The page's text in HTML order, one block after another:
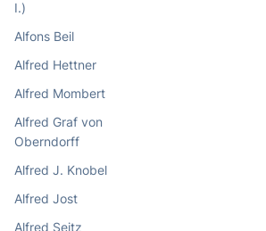
I.)
Alfons Beil
Alfred Hettner
Alfred Mombert
Alfred Graf von
Oberndorff
Alfred J. Knobel
Alfred Jost
Alfred Seitz